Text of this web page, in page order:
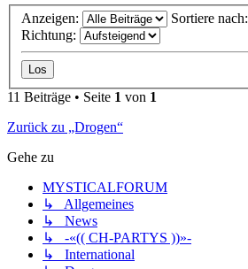
Anzeigen:
Sortiere nach:
Richtung:
11 Beiträge • Seite 1 von 1
Zurück zu „Drogen“
Gehe zu
MYSTICALFORUM
↳ Allgemeines
↳ News
↳ -«(( CH-PARTYS ))»-
↳ International